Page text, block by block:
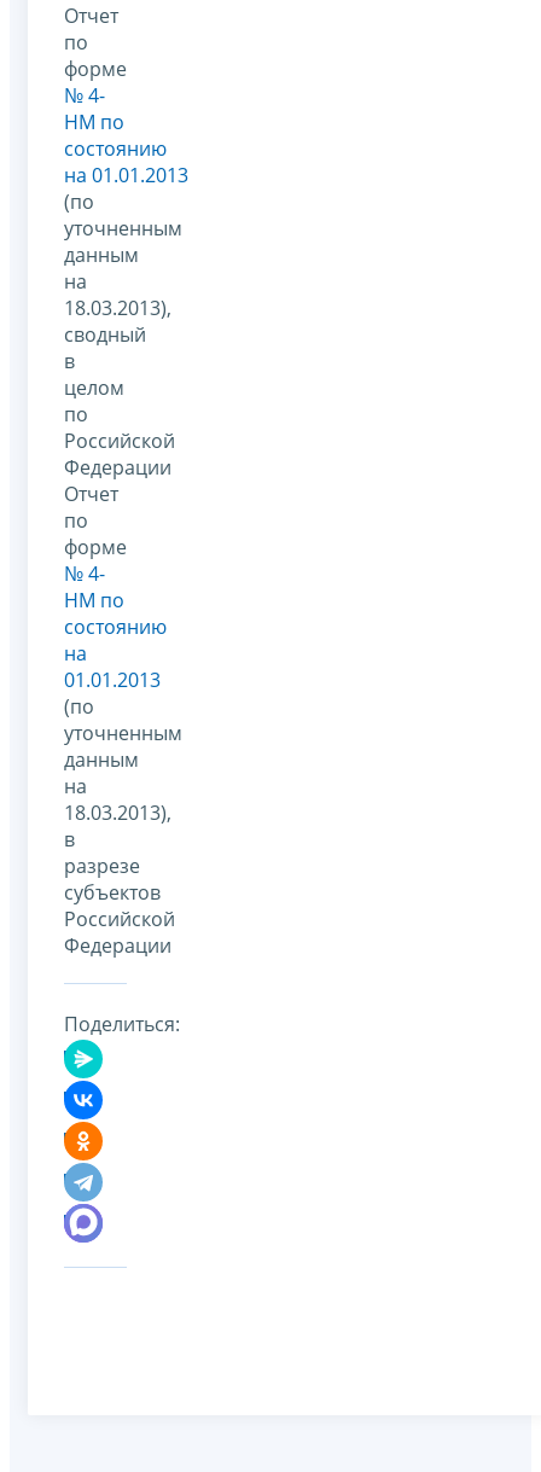
Отчет
по
форме
№ 4-
НМ по
состоянию
на 01.01.2013
(по
уточненным
данным
на
18.03.2013),
сводный
в
целом
по
Российской
Федерации
Отчет
по
форме
№ 4-
НМ по
состоянию
на
01.01.2013
(по
уточненным
данным
на
18.03.2013),
в
разрезе
субъектов
Российской
Федерации
Поделиться: